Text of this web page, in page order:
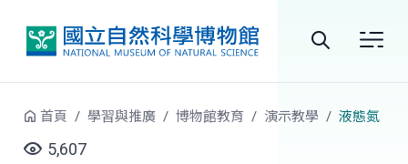
站
首頁 學習與推廣 博物館教育 演示教學 液態氮
5,607